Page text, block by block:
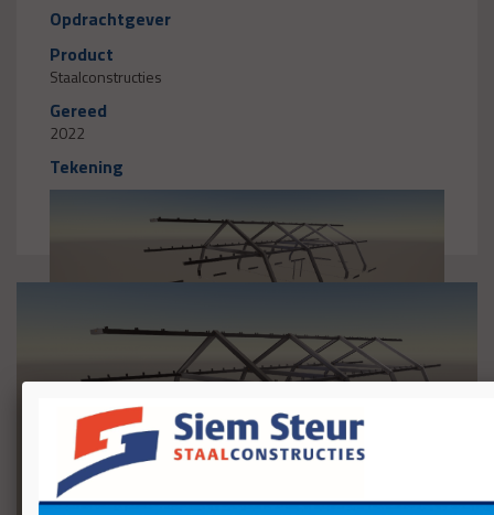
Opdrachtgever
Product
Staalconstructies
Gereed
2022
Tekening